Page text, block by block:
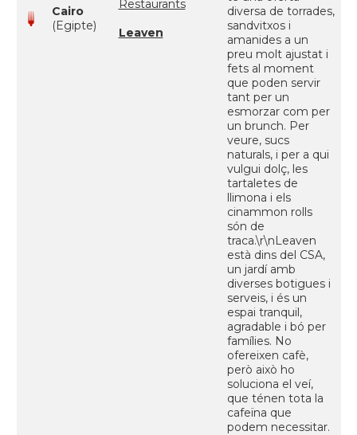
Cairo
(Egipte)
Restaurants
Leaven
diversa de torrades,
sandvitxos i
amanides a un
preu molt ajustat i
fets al moment
que poden servir
tant per un
esmorzar com per
un brunch. Per
veure, sucs
naturals, i per a qui
vulgui dolç, les
tartaletes de
llimona i els
cinammon rolls
són de
traca.\r\nLeaven
està dins del CSA,
un jardí amb
diverses botigues i
serveis, i és un
espai tranquil,
agradable i bó per
famílies. No
ofereixen cafè,
però això ho
soluciona el veí,
que ténen tota la
cafeïna que
podem necessitar.